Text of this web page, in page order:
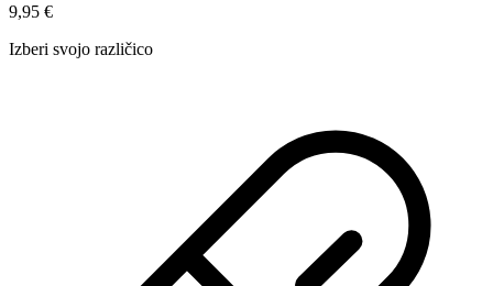
9,95 €
Izberi svojo različico